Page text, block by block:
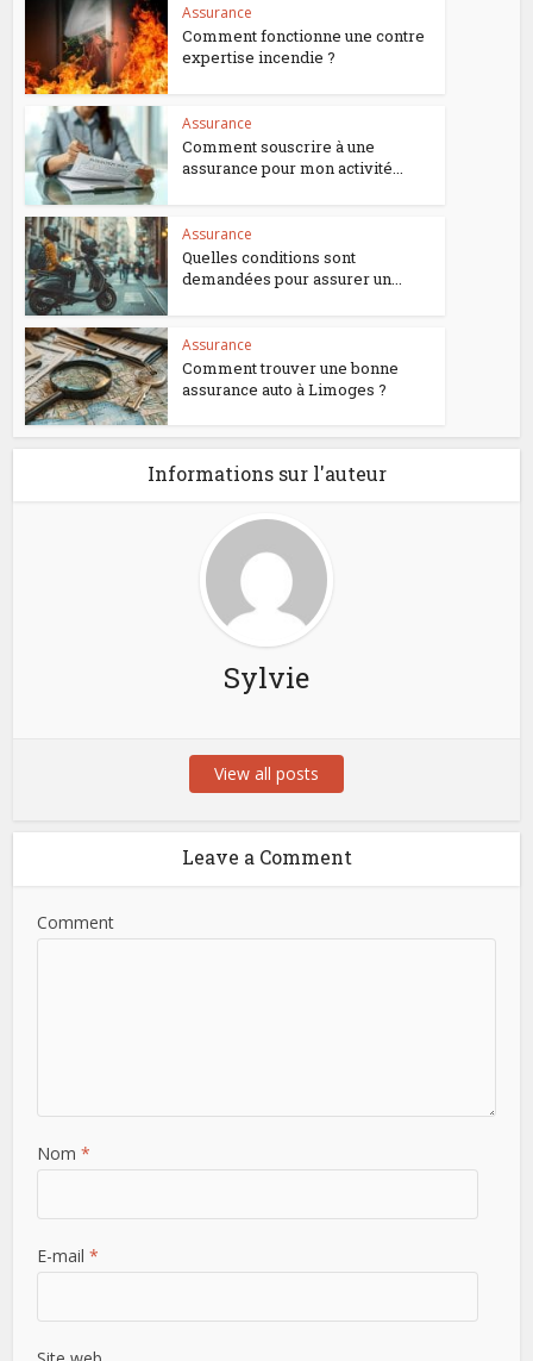
Assurance
Comment fonctionne une contre
expertise incendie ?
Assurance
Comment souscrire à une
assurance pour mon activité...
Assurance
Quelles conditions sont
demandées pour assurer un...
Assurance
Comment trouver une bonne
assurance auto à Limoges ?
Informations sur l'auteur
Sylvie
View all posts
Leave a Comment
Comment
Nom*
E-mail*